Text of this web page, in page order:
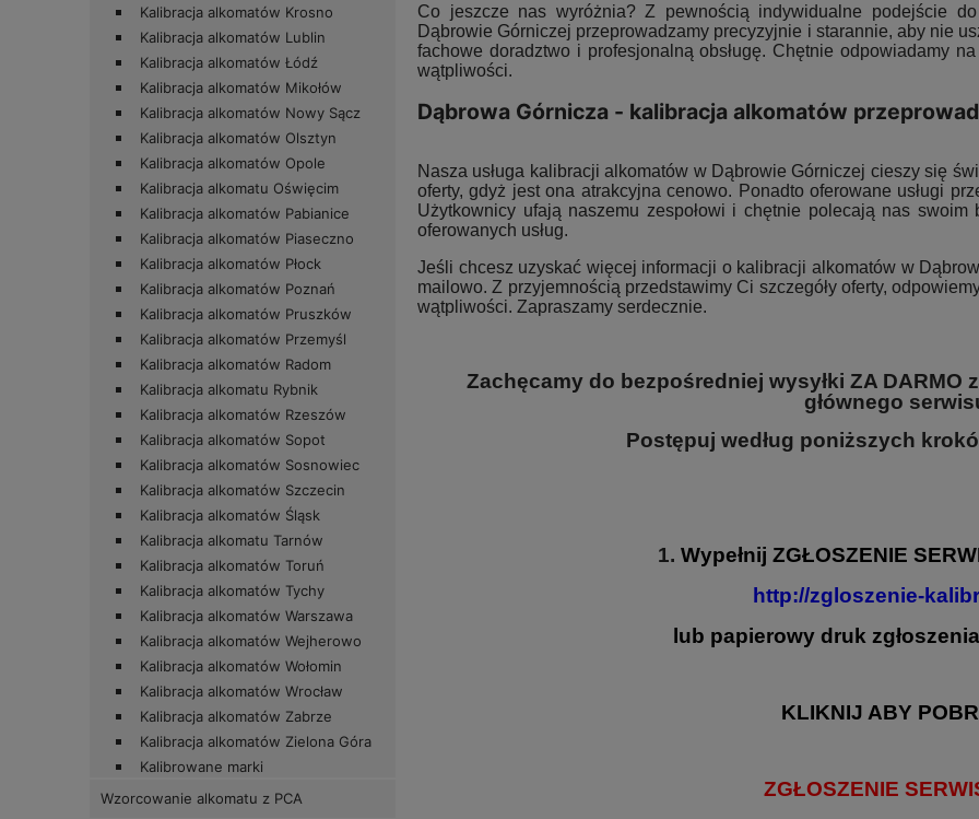
Kalibracja alkomatów Krosno
Kalibracja alkomatów Lublin
Kalibracja alkomatów Łódź
Kalibracja alkomatów Mikołów
Kalibracja alkomatów Nowy Sącz
Kalibracja alkomatów Olsztyn
Kalibracja alkomatów Opole
Kalibracja alkomatu Oświęcim
Kalibracja alkomatów Pabianice
Kalibracja alkomatów Piaseczno
Kalibracja alkomatów Płock
Kalibracja alkomatów Poznań
Kalibracja alkomatów Pruszków
Kalibracja alkomatów Przemyśl
Kalibracja alkomatów Radom
Kalibracja alkomatu Rybnik
Kalibracja alkomatów Rzeszów
Kalibracja alkomatów Sopot
Kalibracja alkomatów Sosnowiec
Kalibracja alkomatów Szczecin
Kalibracja alkomatów Śląsk
Kalibracja alkomatu Tarnów
Kalibracja alkomatów Toruń
Kalibracja alkomatów Tychy
Kalibracja alkomatów Warszawa
Kalibracja alkomatów Wejherowo
Kalibracja alkomatów Wołomin
Kalibracja alkomatów Wrocław
Kalibracja alkomatów Zabrze
Kalibracja alkomatów Zielona Góra
Kalibrowane marki
Wzorcowanie alkomatu z PCA
Co jeszcze nas wyróżnia? Z pewnością indywidualne podejście
Dąbrowie Górniczej przeprowadzamy precyzyjnie i starannie, aby nie
fachowe doradztwo i profesjonalną obsługę. Chętnie odpowiadamy
wątpliwości.
Dąbrowa Górnicza - kalibracja alkomatów
Nasza usługa kalibracji alkomatów w Dąbrowie Górniczej cieszy się
oferty, gdyż jest ona atrakcyjna cenowo. Ponadto oferowane usługi
Użytkownicy ufają naszemu zespołowi i chętnie polecają nas
oferowanych usług.
Jeśli chcesz uzyskać więcej informacji o kalibracji alkomatów w
mailowo. Z przyjemnością przedstawimy Ci szczegóły oferty,
wątpliwości. Zapraszamy serdecznie.
Zachęcamy do bezpośredniej wysyłki ZA DARMO
głównego
Postępuj według poniższych
1. Wypełnij ZGŁOSZENIE
http://zgloszenie-
lub papierowy druk
KLIKNIJ ABY
ZGŁOSZENIE